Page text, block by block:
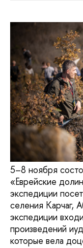
5–8 ноября
«Еврейские
экспедиции
селения Карчаг,
экспедиции
произведений
которые вела